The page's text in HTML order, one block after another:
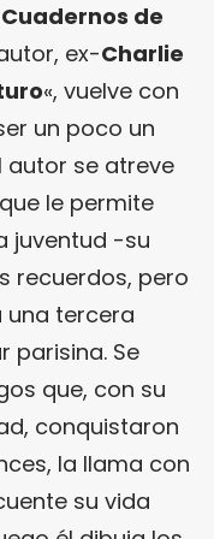
Cuadernos de
ex-Charlie
«, vuelve con
un poco un
autor se atreve
le permite
juventud -su
recuerdos, pero
una tercera
parisina. Se
que, con su
conquistaron
la llama con
su vida